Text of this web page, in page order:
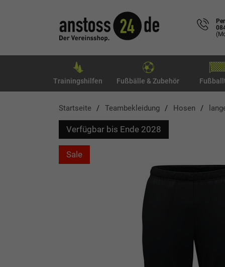
Trainingshilfen Fußbälle & Zubehör
Startseite Teambekleidung Hosen
Verfügbar bis Ende 2028
Sale